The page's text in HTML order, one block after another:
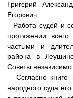
Григорий
Егорович.
Работа судей и
протяжении
частыми и
района в
Советы независимо
Согласно книге
народного суда